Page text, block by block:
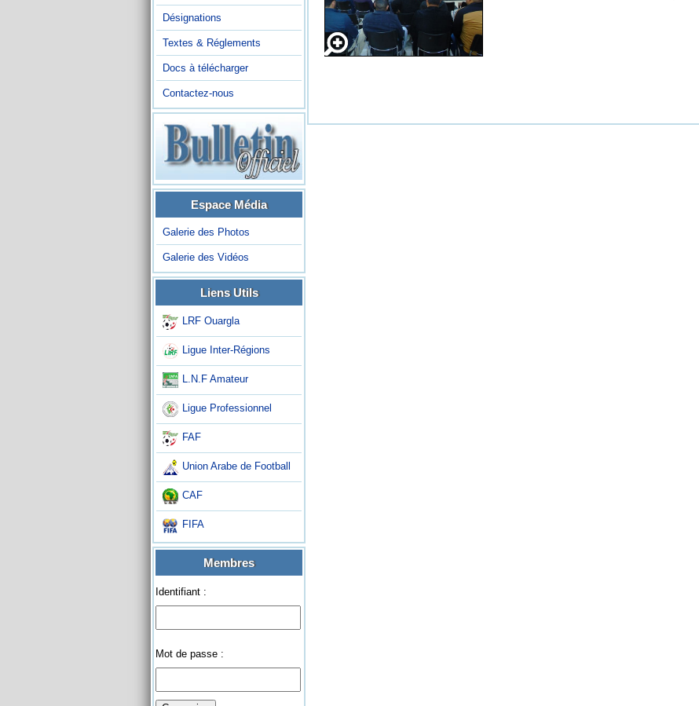
Désignations
Textes & Réglements
Docs à télécharger
Contactez-nous
Espace Média
Galerie des Photos
Galerie des Vidéos
Liens Utils
LRF Ouargla
Ligue Inter-Régions
L.N.F Amateur
Ligue Professionnel
FAF
Union Arabe de Football
CAF
FIFA
Membres
Identifiant :
Mot de passe :